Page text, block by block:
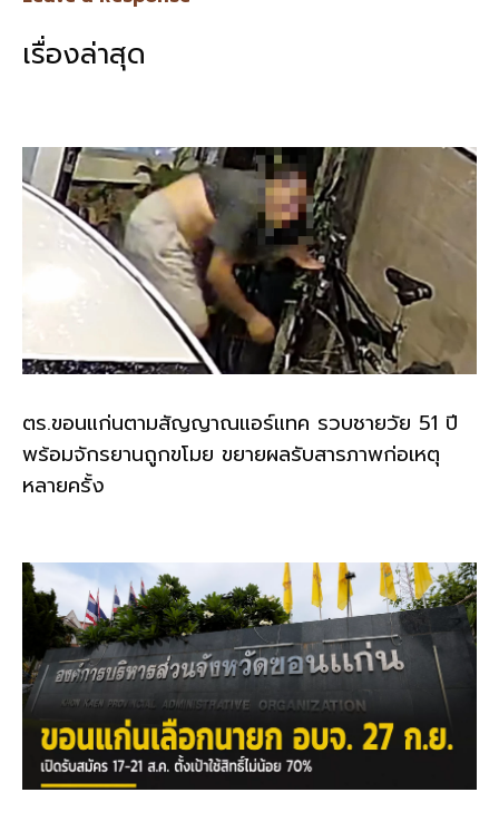
k
เรื่องล่าสุด
ตร.ขอนแก่นตามสัญญาณแอร์แทค รวบชายวัย 51 ปี
พร้อมจักรยานถูกขโมย ขยายผลรับสารภาพก่อเหตุ
หลายครั้ง